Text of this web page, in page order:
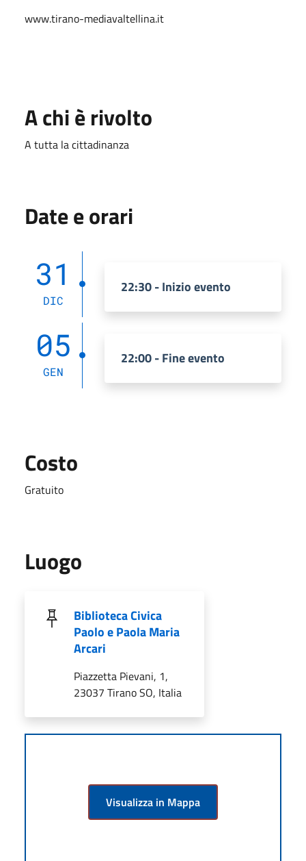
www.tirano-mediavaltellina.it
A chi è rivolto
A tutta la cittadinanza
Date e orari
31
DIC
22:30 - Inizio evento
05
GEN
22:00 - Fine evento
Costo
Gratuito
Luogo
Biblioteca Civica
Paolo e Paola Maria
Arcari
Piazzetta Pievani, 1,
23037 Tirano SO, Italia
Visualizza in Mappa